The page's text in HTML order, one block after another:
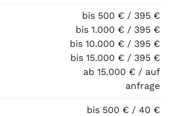
bis 500 € / 395 €
bis 1.000 € / 395 €
bis 10.000 € / 395 €
bis 15.000 € / 395 €
ab 15.000 € / auf
anfrage
bis 500 € / 40 €